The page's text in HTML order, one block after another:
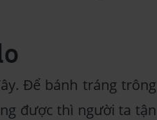
Để bánh tráng trông
được thì người ta tận